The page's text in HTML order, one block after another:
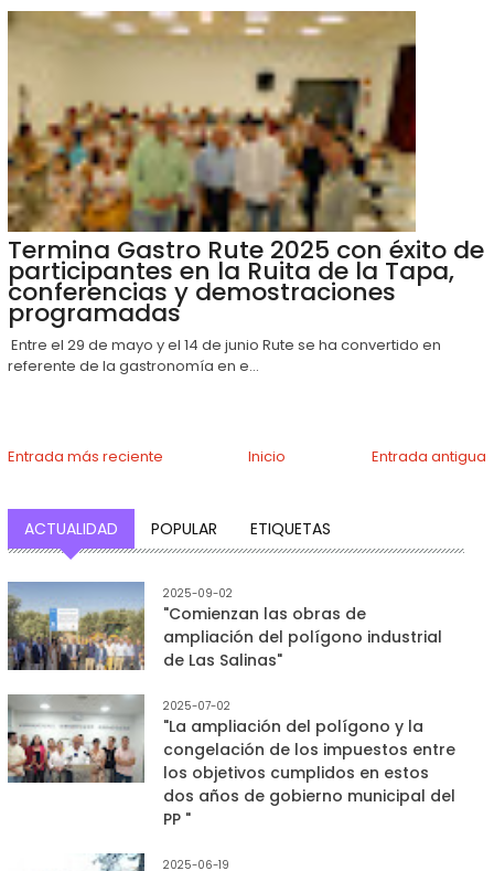
Termina Gastro Rute 2025 con éxito de
participantes en la Ruita de la Tapa,
conferencias y demostraciones
programadas
Entre el 29 de mayo y el 14 de junio Rute se ha convertido en
referente de la gastronomía en e...
Entrada más reciente Entrada antigua
Inicio
ACTUALIDAD POPULAR ETIQUETAS
2025-09-02
"Comienzan las obras de
ampliación del polígono industrial
de Las Salinas"
2025-07-02
"La ampliación del polígono y la
congelación de los impuestos entre
los objetivos cumplidos en estos
dos años de gobierno municipal del
PP "
2025-06-19